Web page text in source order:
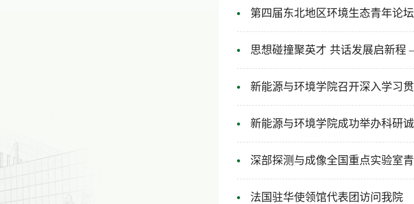
第四届东北地区环境生态青年论
思想碰撞聚英才 共话发展启新
新能源与环境学院召开深入学习
新能源与环境学院成功举办科研
深部探测与成像全国重点实验室
法国驻华使领馆代表团访问我院